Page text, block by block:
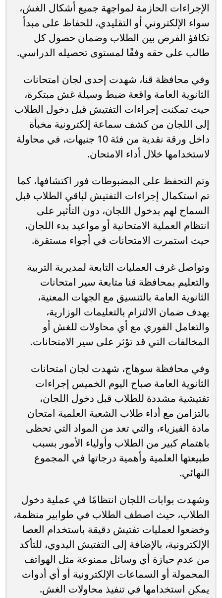
الإجراءات الحازمة لمواجهة جميع أشكال الغش،
سواء الإلكتروني أو التقليدي، للحفاظ على مبدأ
تكافؤ الفرص بين الطلاب وضمان حصول كل
طالب على حقه وفقًا لمستوى تحصيله الدراسي.
وفي محافظة قنا، شهدت إحدى لجان امتحانات
الثانوية العامة واقعة ضبط وسيلة غش مبتكرة،
حيث تمكنت إجراءات التفتيش قبل دخول الطلاب
إلى اللجان من كشف سماعة إلكترونية مخبأة
داخل ورقة نقدية من فئة 10 جنيهات، في محاولة
لاستخدامها خلال أداء الامتحان.
وتم التحفظ على المضبوطات فور اكتشافها، كما
تم استكمال إجراءات التفتيش لباقي الطلاب قبل
السماح لهم بدخول اللجان، دون التأثير على
انتظام العملية الامتحانية أو مواعيد بدء اللجان،
حيث استمرت الامتحانات في أجواء مستقرة.
وتواصل غرف العمليات التابعة لمديرية التربية
والتعليم بمحافظة قنا متابعة سير امتحانات
الثانوية العامة بالتنسيق مع الجهات المعنية،
بهدف ضمان الالتزام بالتعليمات الوزارية،
والتعامل الفوري مع أي محاولات للغش أو
المخالفات التي قد تؤثر على سير الامتحانات.
وفي محافظة سوهاج، شهدت لجان امتحانات
الثانوية العامة صباح اليوم الخميس إجراءات
تفتيشية مشددة للطلاب قبل دخول اللجان،
بالتزامن مع أداء طلاب الشعبة العلمية امتحان
مادة الفيزياء، والتي تعد من المواد التي تحظى
باهتمام كبير من الطلاب وأولياء الأمور بسبب
طبيعتها العلمية وأهمية درجاتها في المجموع
النهائي.
وشهدت بوابات اللجان انتظامًا في عملية دخول
الطلاب، حيث اصطف الطلاب في طوابير منظمة،
وخضعوا لعمليات تفتيش دقيقة باستخدام العصا
الإلكترونية، بالإضافة إلى التفتيش اليدوي، للتأكد
من عدم حيازة أي وسائل ممنوعة مثل الهواتف
المحمولة أو السماعات الإلكترونية أو أي أدوات
يمكن استخدامها في تنفيذ محاولات الغش.